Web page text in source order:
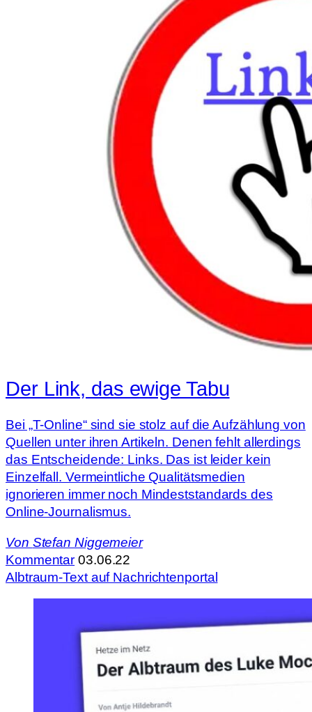
Der Link, das ewige Tabu
Bei „T-Online“ sind sie stolz auf die Aufzählung von
Quellen unter ihren Artikeln. Denen fehlt allerdings
das Entscheidende: Links. Das ist leider kein
Einzelfall. Vermeintliche Qualitätsmedien
ignorieren immer noch Mindeststandards des
Online-Journalismus.
Von Stefan Niggemeier
Kommentar 03.06.22
Albtraum-Text auf Nachrichtenportal